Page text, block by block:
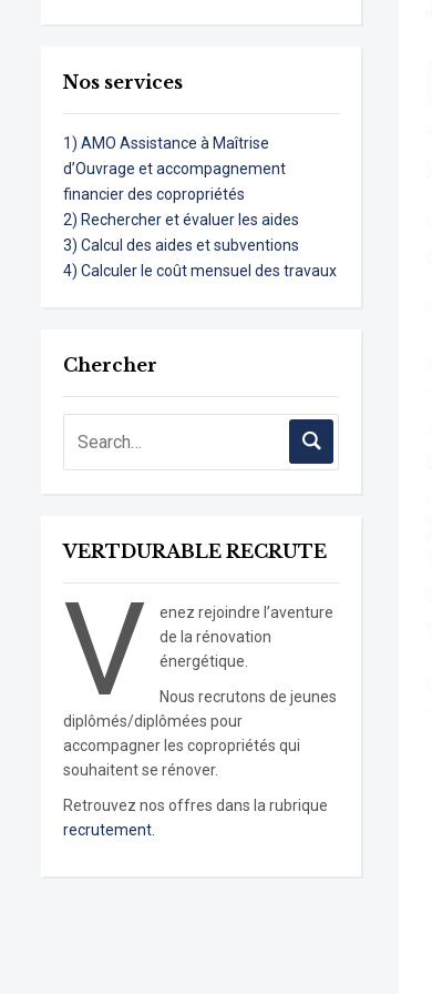
Nos services
1) AMO Assistance à Maîtrise
d’Ouvrage et accompagnement
financier des copropriétés
2) Rechercher et évaluer les aides
3) Calcul des aides et subventions
4) Calculer le coût mensuel des travaux
Chercher
VERTDURABLE RECRUTE
V
enez rejoindre l’aventure
de la rénovation
énergétique.
Nous recrutons de jeunes
diplômés/diplômées pour
accompagner les copropriétés qui
souhaitent se rénover.
Retrouvez nos offres dans la rubrique
recrutement.